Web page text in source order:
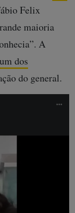
Felix
maioria
A
um dos
do general.